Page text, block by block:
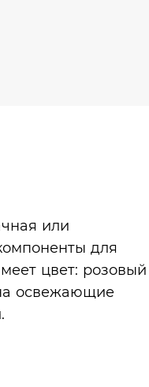
или
для
цвет: розовый
освежающие